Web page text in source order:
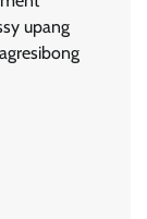
upang